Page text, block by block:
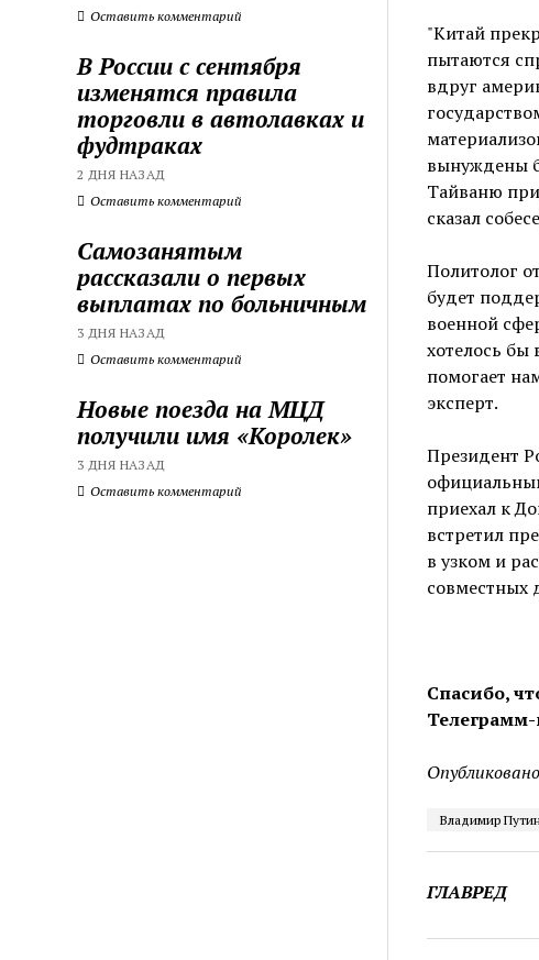
Оставить комментарий
В России с сентября
изменятся правила
торговли в автолавках и
фудтраках
2 ДНЯ НАЗАД
Оставить комментарий
Самозанятым
рассказали о первых
выплатах по больничным
3 ДНЯ НАЗАД
Оставить комментарий
Новые поезда на МЦД
получили имя «Королек»
3 ДНЯ НАЗАД
Оставить комментарий
"Китай
пытаются
вдруг
вынуждены
Тайваню
сказал
Политолог
будет
военной
хотелось
помогает
эксперт.
Президент
приехал к
встретил
в узком и
совместных
Спасибо,
Владимир
ГЛАВРЕД